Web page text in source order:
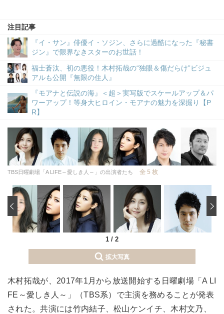
注目記事
『イ・サン』俳優イ・ソジン、さらに過酷になった『秘書
ジン』で限界なきスターのお世話！
福士蒼汰、初の悪役！木村拓哉の“独眼＆傷だらけ”ビジュ
アルも公開『無限の住人』
『モアナと伝説の海』＜超＞実写版でスケールアップ＆パ
ワーアップ！等身大ヒロイン・モアナの魅力を深掘り【P
R】
TBS日曜劇場「A LIFE～愛しき人～」の出演者たち 全 5 枚
1 / 2
‹
拡大写真
木村拓哉が、2017年1月から放送開始する日曜劇場「A LI
FE～愛しき人～」（TBS系）で主演を務めることが発表
された。共演には竹内結子、松山ケンイチ、木村文乃、